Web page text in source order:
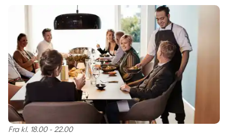
Fra kl. 18.00 - 22.00